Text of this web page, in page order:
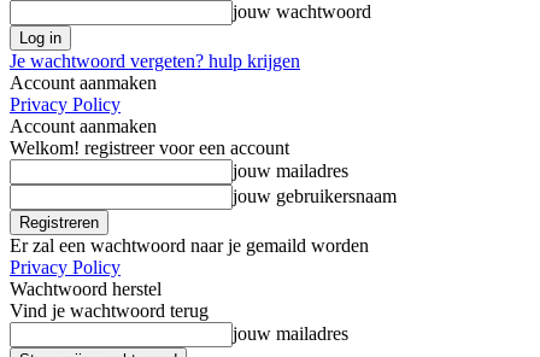
jouw wachtwoord
Je wachtwoord vergeten? hulp krijgen
Account aanmaken
Privacy Policy
Account aanmaken
Welkom! registreer voor een account
jouw mailadres
jouw gebruikersnaam
Er zal een wachtwoord naar je gemaild worden
Privacy Policy
Wachtwoord herstel
Vind je wachtwoord terug
jouw mailadres